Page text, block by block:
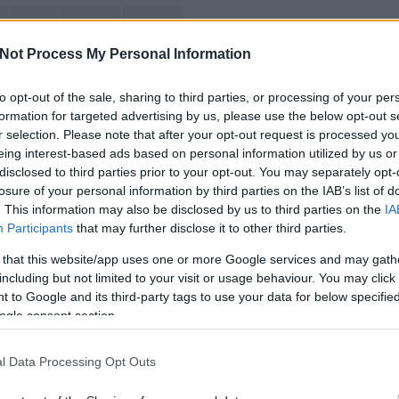
Process My Personal Information
opt-out of the sale, sharing to third parties, or processing of your
for targeted advertising by us, please use the below opt-out
selection. Please note that after your opt-out request is processed
interest-based ads based on personal information utilized by us
to third parties prior to your opt-out. You may separately
of your personal information by third parties on the IAB’s list of
This information may also be disclosed by us to third parties on the
Participants that may further disclose it to other third parties.
that this website/app uses one or more Google services and may
but not limited to your visit or usage behaviour. You may
to Google and its third-party tags to use your data for below
consent section.
Data Processing Opt Outs
gmail captcha security
jogszabályok értelmében felhasználói tartalomnak minősülnek, értük aszolgáltatás technikai üzemeltetője semmilyen
forduljon a blog szerkesztőjéhez. Részletek aFelhasználási feltételekbenés az adatvédelmi tájékoztatóban.
2008.04.07. 11:06:37
2008.04.07. 11:10:31